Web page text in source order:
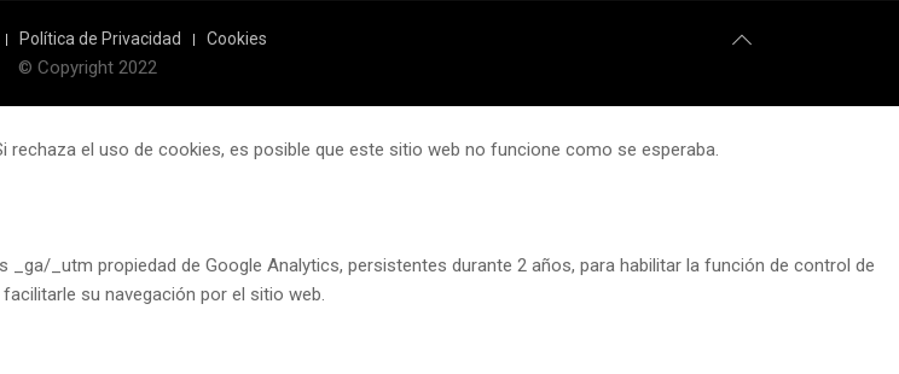
Política de Privacidad Cookies
© Copyright 2022
el uso de cookies, es posible que este sitio web no funcione como se esperaba.
_ga/_utm propiedad de Google Analytics, persistentes durante 2 años, para habilitar la función de control de
su navegación por el sitio web.